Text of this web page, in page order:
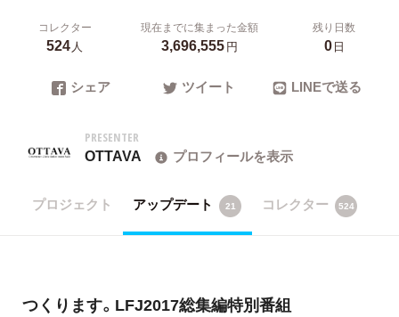
コレクター
524人
現在までに集まった金額
3,696,555円
残り日数
0日
シェア ツイート LINEで送る
PRESENTER
OTTAVA プロフィールを表示
プロジェクト アップデート 21 コレクター 524
つくります。LFJ2017総集編特別番組